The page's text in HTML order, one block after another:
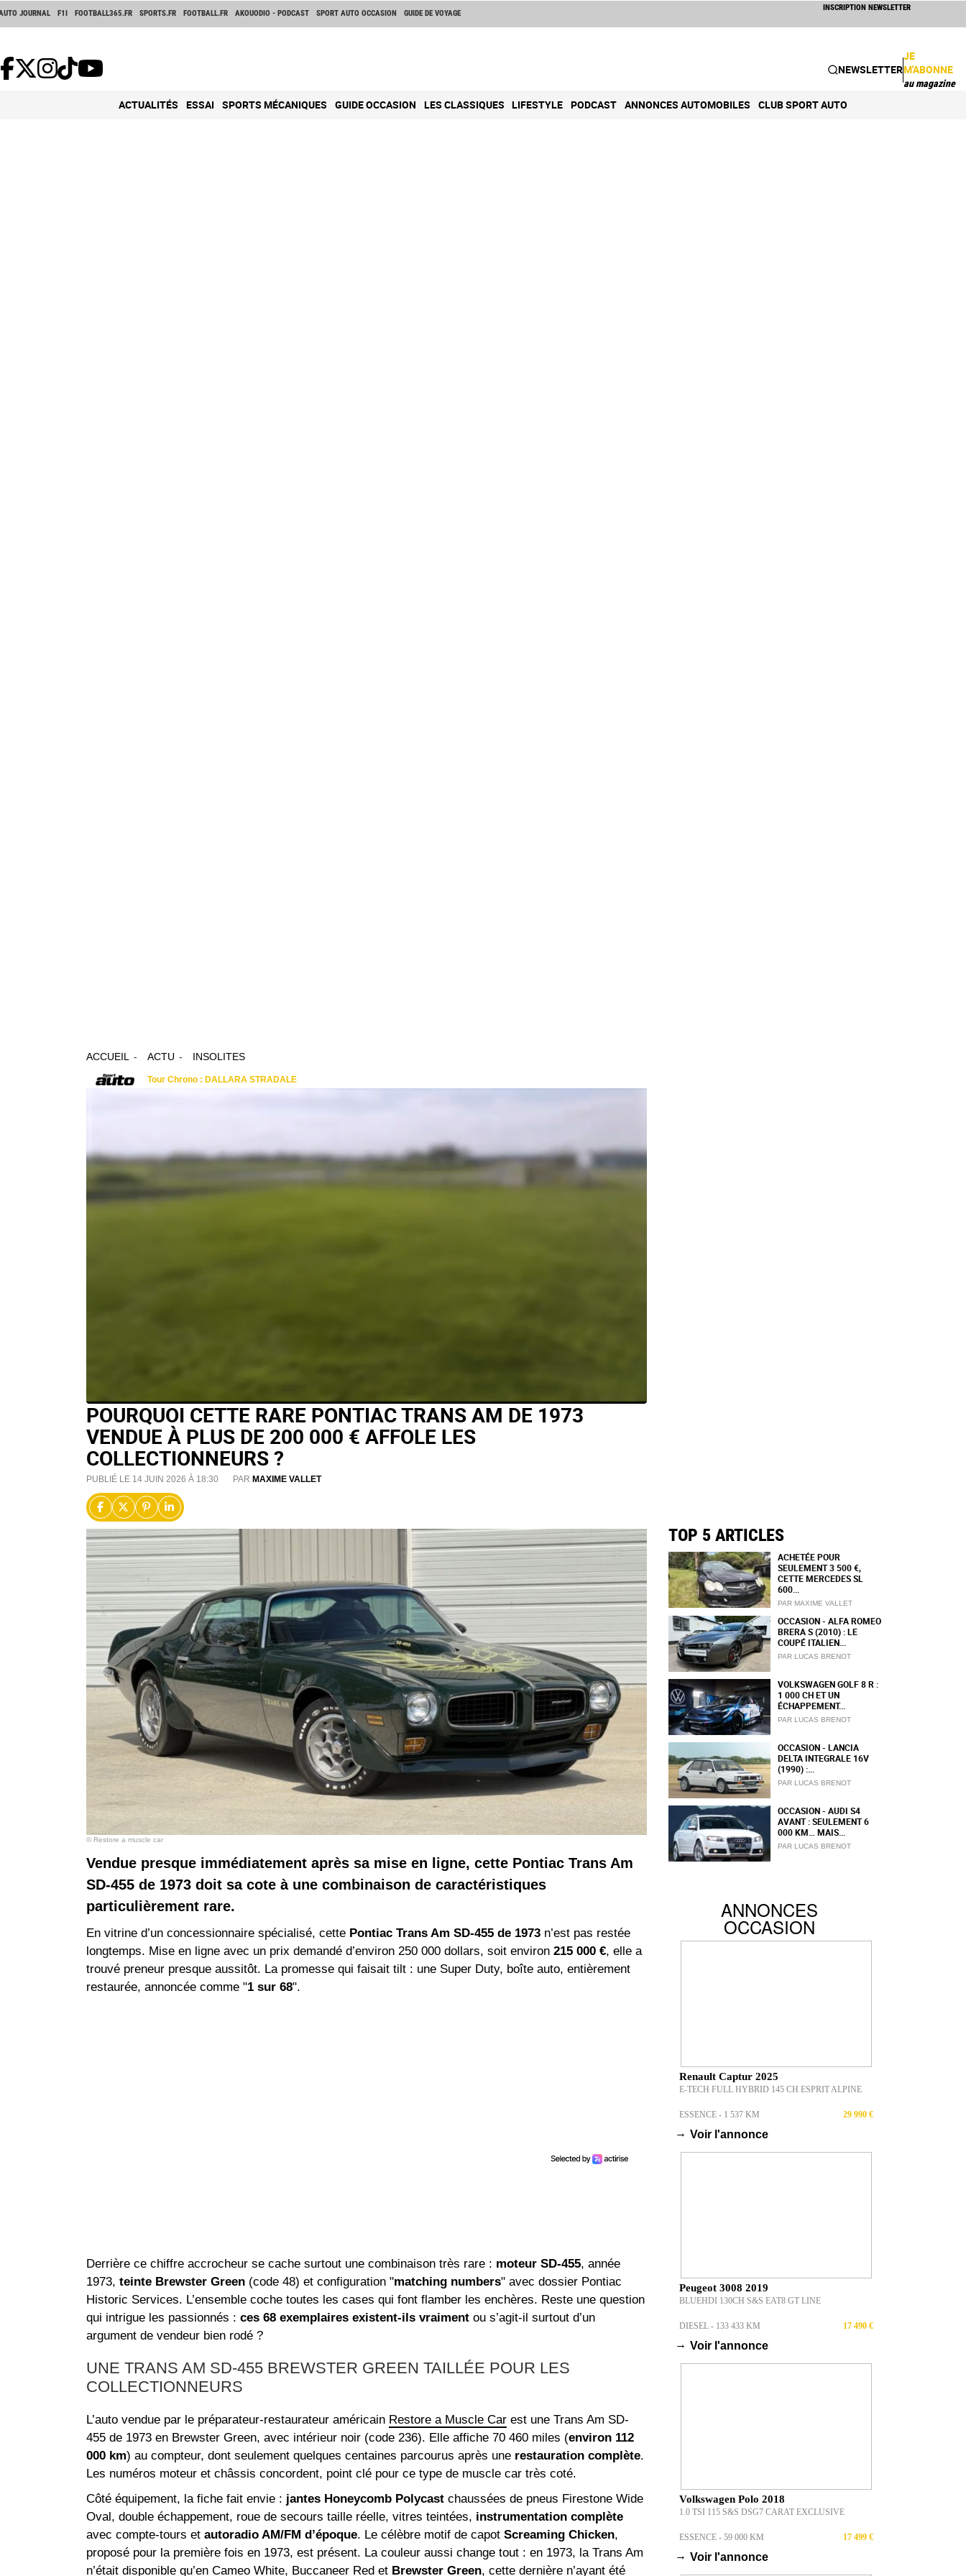
JOURNAL F1I FOOTBALL365.FR SPORTS.FR FOOTBALL.FR AKOUODIO - PODCAST SPORT AUTO OCCASION GUIDE DE VOYAGE
INSCRIPTION NEWSLETTER
NEWSLETTER
JE
M'ABONNE
au magazine
ACTUALITÉS ESSAI SPORTS MÉCANIQUES GUIDE OCCASION LES CLASSIQUES LIFESTYLE PODCAST ANNONCES AUTOMOBILES CLUB SPORT AUTO
ACCUEIL ACTU INSOLITES
POURQUOI CETTE RARE PONTIAC TRANS AM DE 1973
VENDUE À PLUS DE 200 000 € AFFOLE LES
COLLECTIONNEURS ?
PUBLIÉ LE 14 JUIN 2026 À 18:30 PAR MAXIME VALLET
© Restore a muscle car
Vendue presque immédiatement après sa mise en ligne, cette Pontiac Trans Am
SD-455 de 1973 doit sa cote à une combinaison de caractéristiques
particulièrement rare.
En vitrine d’un concessionnaire spécialisé, cette Pontiac Trans Am SD-455 de 1973n’est pas restée
longtemps. Mise en ligne avec un prix demandé d’environ 250 000 dollars, soit environ 215 000 €, elle a
trouvé preneur presque aussitôt. La promesse qui faisait tilt : une Super Duty, boîte auto, entièrement
restaurée, annoncée comme "1 sur 68".
Derrière ce chiffre accrocheur se cache surtout une combinaison très rare : moteur SD-455, année
1973, teinte Brewster Green(code 48) et configuration "matching numbers" avec dossier Pontiac
Historic Services. L’ensemble coche toutes les cases qui font flamber les enchères. Reste une question
qui intrigue les passionnés : ces 68 exemplaires existent-ils vraimentou s’agit-il surtout d’un
argument de vendeur bien rodé ?
UNE TRANS AM SD-455 BREWSTER GREEN TAILLÉE POUR LES
COLLECTIONNEURS
L’auto vendue par le préparateur-restaurateur américain Restore a Muscle Carest une Trans Am SD-
455 de 1973 en Brewster Green, avec intérieur noir (code 236). Elle affiche 70 460 miles (environ 112
000 km) au compteur, dont seulement quelques centaines parcourus après une restauration complète.
Les numéros moteur et châssis concordent, point clé pour ce type de muscle car très coté.
Côté équipement, la fiche fait envie : jantes Honeycomb Polycastchaussées de pneus Firestone Wide
Oval, double échappement, roue de secours taille réelle, vitres teintées, instrumentation complète
avec compte-tours et autoradio AM/FM d’époque. Le célèbre motif de capot Screaming Chicken,
proposé pour la première fois en 1973, est présent. La couleur aussi change tout : en 1973, la Trans Am
n’était disponible qu’en Cameo White, Buccaneer Red et Brewster Green, cette dernière n’ayant été
TOP 5 ARTICLES
ACHETÉE POUR
SEULEMENT 3 500 €,
CETTE MERCEDES SL
600...
PAR MAXIME VALLET
OCCASION - ALFA ROMEO
BRERA S (2010) : LE
COUPÉ ITALIEN...
PAR LUCAS BRENOT
VOLKSWAGEN GOLF 8 R :
1 000 CH ET UN
ÉCHAPPEMENT...
PAR LUCAS BRENOT
OCCASION - LANCIA
DELTA INTEGRALE 16V
(1990) :...
PAR LUCAS BRENOT
OCCASION - AUDI S4
AVANT : SEULEMENT 6
000 KM… MAIS...
PAR LUCAS BRENOT
ANNONCES
OCCASION
Renault Captur 2025
E-TECH FULL HYBRID 145 CH ESPRIT ALPINE
ESSENCE - 1 537 KM 29 990 €
→ Voir l'annonce
Peugeot 3008 2019
BLUEHDI 130CH S&S EAT8 GT LINE
DIESEL - 133 433 KM 17 490 €
→ Voir l'annonce
Volkswagen Polo 2018
1.0 TSI 115 S&S DSG7 CARAT EXCLUSIVE
ESSENCE - 59 000 KM 17 499 €
→ Voir l'annonce